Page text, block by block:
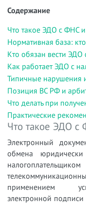
Содержание
Что такое ЭДО с ФНС
Нормативная база:
Кто обязан вести
Как работает ЭДО с
Типичные нарушения
Позиция ВС РФ и
Что делать при
Практические
Что такое ЭДО с
Электронный
обмена
применением
электронной